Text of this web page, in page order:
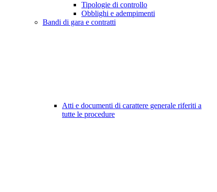
Tipologie di controllo
Obblighi e adempimenti
Bandi di gara e contratti
Atti e documenti di carattere generale riferiti a
tutte le procedure